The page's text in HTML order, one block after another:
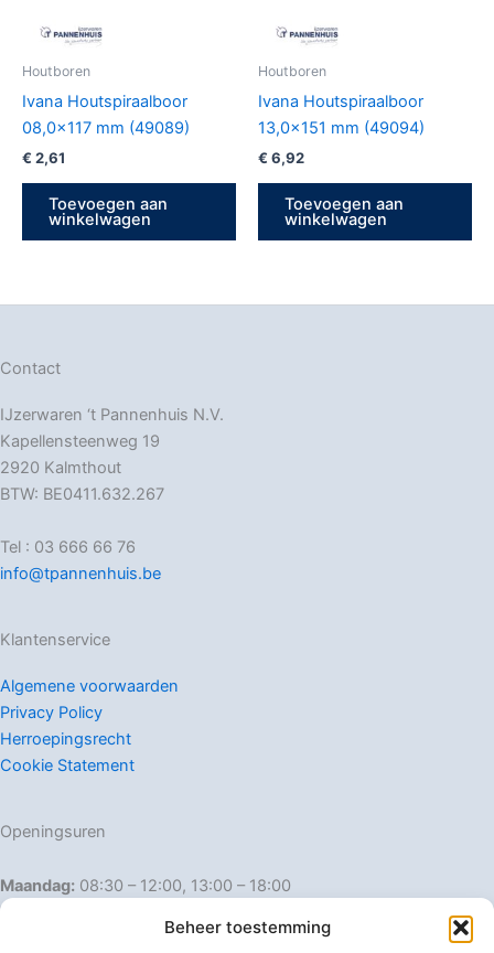
Beheer toestemming
Houtboren
Ivana Houtspiraalboor
08,0×117 mm (49089)
€ 2,61
Toevoegen aan
winkelwagen
Houtboren
Ivana Houtspiraalboor
13,0×151 mm (49094)
€ 6,92
Toevoegen aan
winkelwagen
Contact
IJzerwaren ‘t Pannenhuis N.V.
Kapellensteenweg 19
2920 Kalmthout
BTW: BE0411.632.267
Tel : 03 666 66 76
info@tpannenhuis.be
Klantenservice
Algemene voorwaarden
Privacy Policy
Herroepingsrecht
Cookie Statement
Openingsuren
Maandag: 08:30 – 12:00, 13:00 – 18:00
Dinsdag:
08:30 – 12:00, 13:00 – 18:00